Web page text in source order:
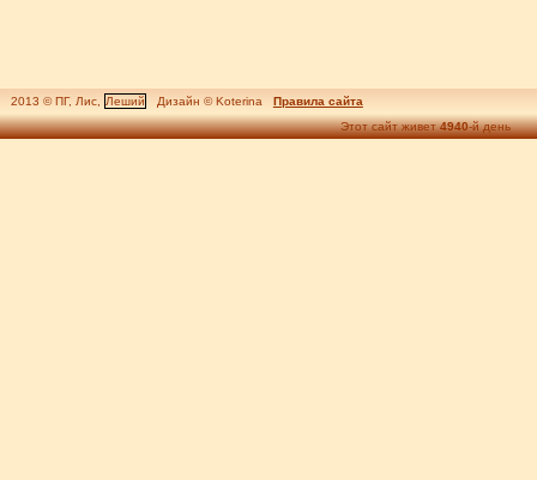
2013 © ПГ, Лис, Леший Дизайн © Koterina
Правила сайта
Этот сайт живет4940-й день